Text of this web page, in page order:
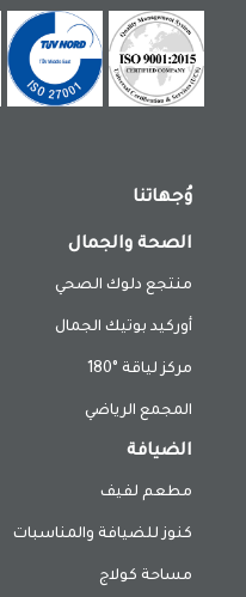
وُجهاتنا
الصحة والجمال
منتجع دلوك الصحي
أوركيد بوتيك الجمال
مركز لياقة °180
المجمع الرياضي
الضيافة
مطعم لفيف
كنوز للضيافة والمناسبات
مساحة كولاج